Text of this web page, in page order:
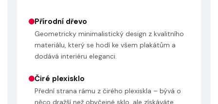
Přírodní dřevo
Geometricky minimalistický design z kvalitního
materiálu, který se hodí ke všem plakátům a
dodává interiéru eleganci.
Čiré plexisklo
Přední strana rámu z čirého plexiskla – bývá o
něco dražší než obyčejné sklo, ale získáváte